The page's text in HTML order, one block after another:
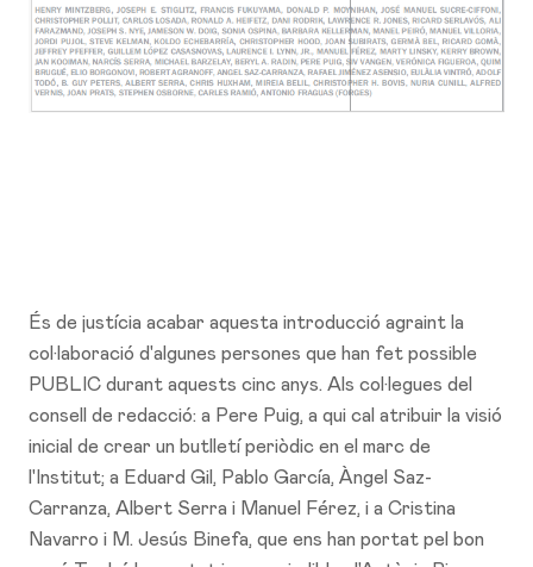
És de justícia acabar aquesta introducció agraint la
col·laboració d'algunes persones que han fet possible
PUBLIC durant aquests cinc anys. Als col·legues del
consell de redacció: a Pere Puig, a qui cal atribuir la visió
inicial de crear un butlletí periòdic en el marc de
l'Institut; a Eduard Gil, Pablo García, Àngel Saz-
Carranza, Albert Serra i Manuel Férez, i a Cristina
Navarro i M. Jesús Binefa, que ens han portat pel bon